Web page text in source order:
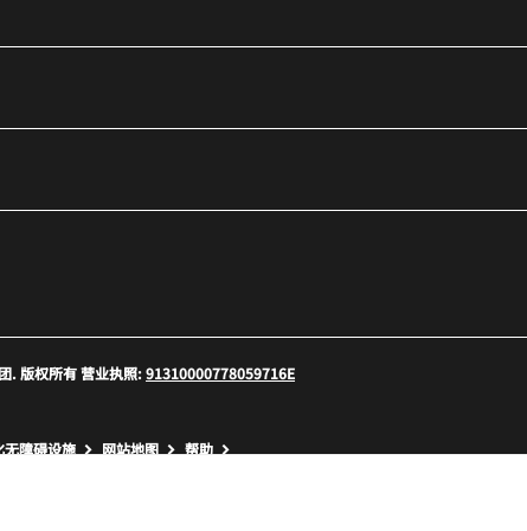
. 版权所有 营业执照:91310000778059716E
无障碍设施 网站地图 帮助